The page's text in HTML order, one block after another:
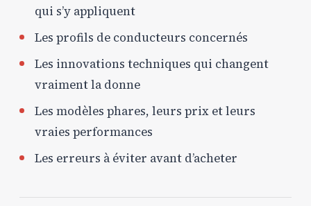
qui s’y appliquent
Les profils de conducteurs concernés
Les innovations techniques qui changent
vraiment la donne
Les modèles phares, leurs prix et leurs
vraies performances
Les erreurs à éviter avant d’acheter